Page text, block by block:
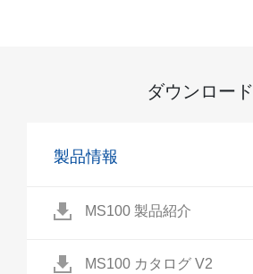
ダウンロード
製品情報
MS100 製品紹介
MS100 カタログ V2